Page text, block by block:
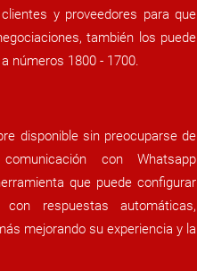
y proveedores para que
también los puede
números 1800 - 1700.
disponible sin preocuparse de
con Whatsapp
que puede configurar
respuestas automáticas,
mejorando su experiencia y la